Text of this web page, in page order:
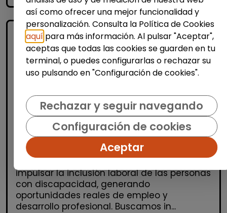
Informática y Tecnología
People operations support (Madrid)
FUNDACIÓN GOODJOB| España(Madrid)
En Fundación GoodJob trabajamos para
impulsar la inclusión laboral de las personas
con discapacidad, generando
oportunidades reales de empleo y
desarrollo profesional. Buscamos in...
así como ofrecer una mejor funcionalidad y
personalización. Consulta la Política de Cookies
aquí para más información. Al pulsar "Aceptar",
aceptas que todas las cookies se guarden en tu
terminal, o puedes configurarlas o rechazar su
uso pulsando en "Configuración de cookies".
Rechazar y seguir navegando
Configuración de cookies
Aceptar